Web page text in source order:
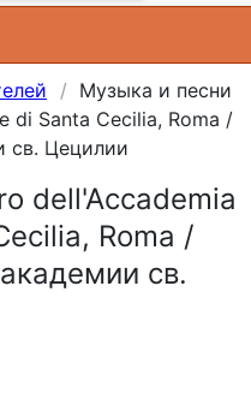
Музыка и песни
di Santa Cecilia, Roma /
св. Цецилии
dell'Accademia
Roma /
св.